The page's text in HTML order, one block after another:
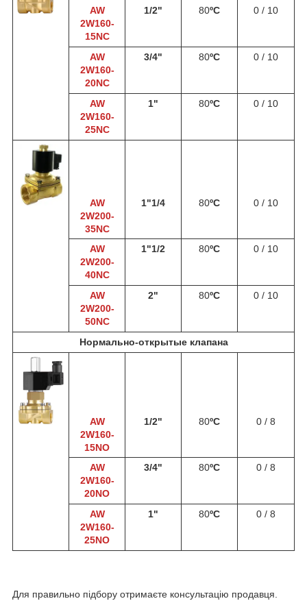
AW
2W160-
15NC
1/2" 80ºС 0 / 10
AW
2W160-
20NC
3/4" 80ºС 0 / 10
AW
2W160-
25NC
1" 80ºС 0 / 10
AW
2W200-
35NC
1"1/4 80ºС 0 / 10
AW
2W200-
40NC
1"1/2 80ºС 0 / 10
AW
2W200-
50NC
2" 80ºС 0 / 10
Нормально-открытые клапана
AW
2W160-
15NO
1/2" 80ºС 0 / 8
AW
2W160-
20NO
3/4" 80ºС 0 / 8
AW
2W160-
25NO
1" 80ºС 0 / 8
Для правильно підбору отримаєте консультацію продавця.